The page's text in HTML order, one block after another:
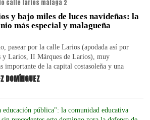
calle larios málaga 2
y bajo miles de luces navideñas: la
más especial y malagueña
pasear por la calle Larios (apodada así por
y Larios, II Márques de Larios), muy
importante de la capital costasoleña y una
DOMÍNGUEZ